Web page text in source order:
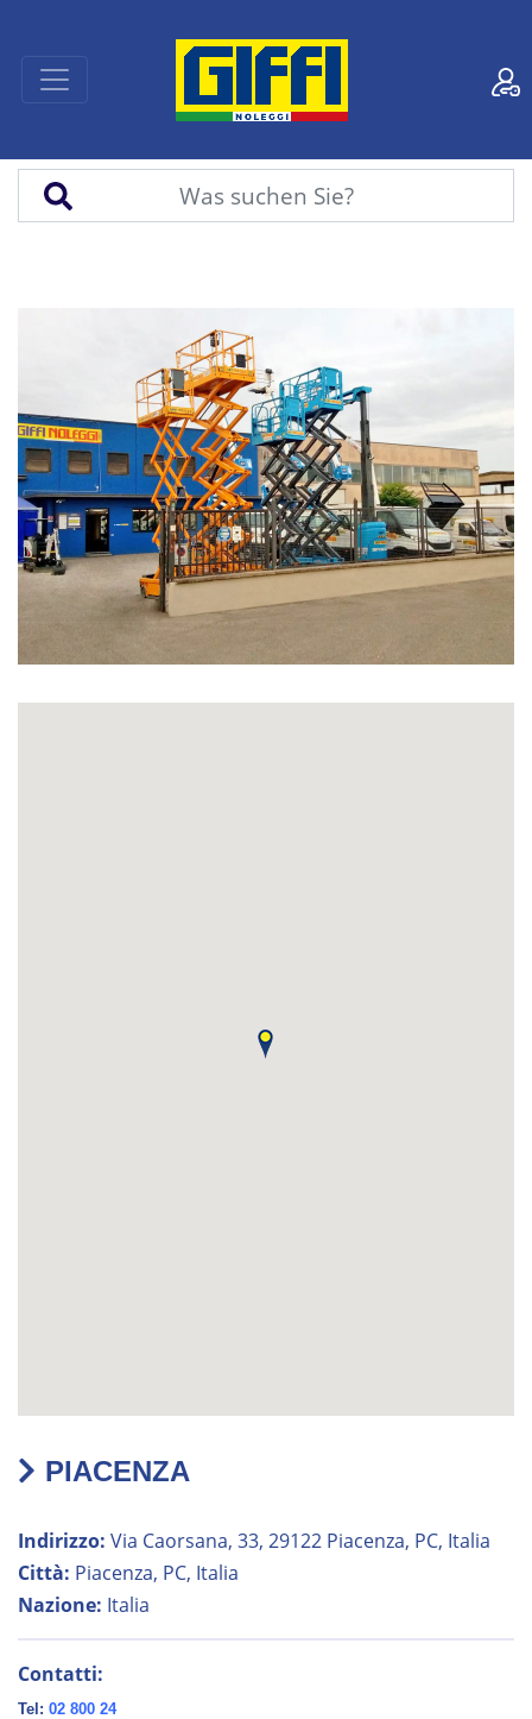
PIACENZA
Indirizzo: Via Caorsana, 33, 29122 Piacenza, PC, Italia
Città: Piacenza, PC, Italia
Nazione: Italia
Contatti:
Tel: 02 800 24